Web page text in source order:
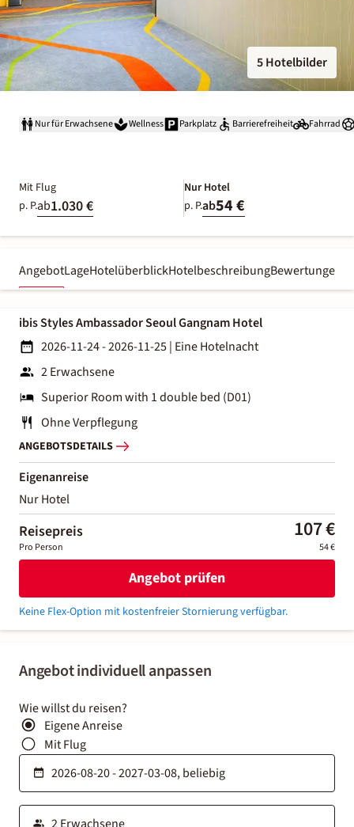
5 Hotelbilder
Nur für Erwachsene Wellness Parkplatz Barrierefreiheit Fahrrad
Mit Flug
p. P.ab1.030 €
Nur Hotel
p. P.ab54 €
AngebotLageHotelüberblickHotelbeschreibungBewertungen
Angebot individuell anpassen
Wie willst du reisen?
Eigene Anreise
Mit Flug
ibis Styles Ambassador Seoul Gangnam Hotel
2026-11-24 - 2026-11-25| Eine Hotelnacht
2 Erwachsene
Superior Room with 1 double bed (D01)
Ohne Verpflegung
ANGEBOTSDETAILS
Eigenanreise
Nur Hotel
Reisepreis 107 €
Pro Person 54 €
Angebot prüfen
Keine Flex-Option mit kostenfreier Stornierung verfügbar.